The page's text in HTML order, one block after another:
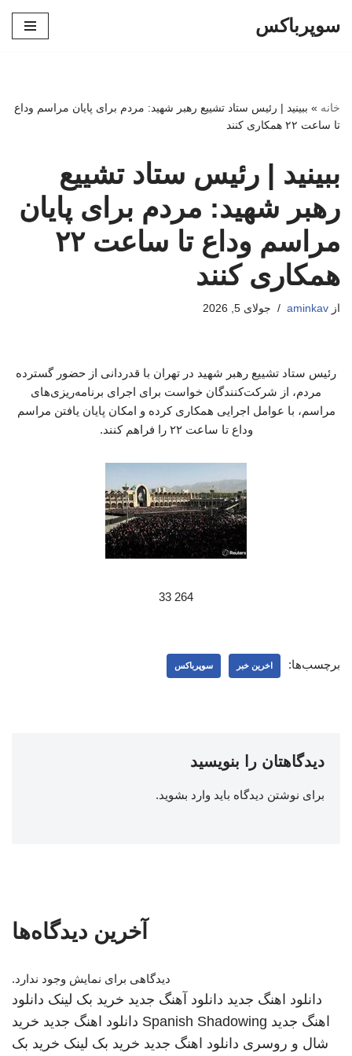
سوپرباکس
خانه » ببینید | رئیس ستاد تشییع رهبر شهید: مردم برای پایان مراسم وداع
تا ساعت ۲۲ همکاری کنند
ببینید | رئیس ستاد تشییع
رهبر شهید: مردم برای پایان
مراسم وداع تا ساعت ۲۲
همکاری کنند
از aminkav جولای 5, 2026
رئیس ستاد تشییع رهبر شهید در تهران با قدردانی از حضور گسترده
مردم، از شرکت‌کنندگان خواست برای اجرای برنامه‌ریزی‌های
مراسم، با عوامل اجرایی همکاری کرده و امکان پایان یافتن مراسم
وداع تا ساعت ۲۲ را فراهم کنند.
264 33
برچسب‌ها: اخرین خبر سوپرباکس
دیدگاهتان را بنویسید
برای نوشتن دیدگاه باید وارد بشوید.
آخرین دیدگاه‌ها
دیدگاهی برای نمایش وجود ندارد.
دانلود اهنگ جدید دانلود آهنگ جدید خرید بک لینک دانلود
اهنگ جدید Spanish Shadowing دانلود اهنگ جدید خرید
شال و روسری دانلود اهنگ جدید خرید بک لینک خرید بک